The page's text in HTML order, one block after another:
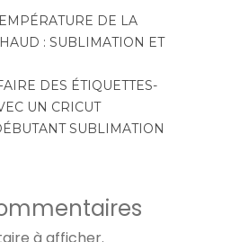
DE LA
: SUBLIMATION ET
DES ÉTIQUETTES-
UN CRICUT
SUBLIMATION